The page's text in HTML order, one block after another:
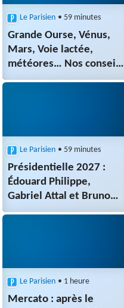
Le Parisien • 59 minutes
Grande Ourse, Vénus,
Mars, Voie lactée,
météores… Nos conseils
pour profiter au mieux
Le Parisien • 59 minutes
Présidentielle 2027 :
Édouard Philippe,
Gabriel Attal et Bruno
Retailleau, un
Le Parisien • 1 heure
Mercato : après le